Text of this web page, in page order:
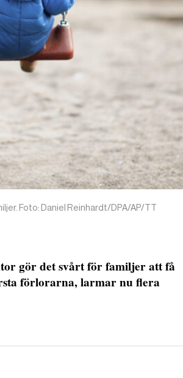
Foto: Daniel Reinhardt/DPA/AP/TT
gör det svårt för familjer att få
förlorarna, larmar nu flera